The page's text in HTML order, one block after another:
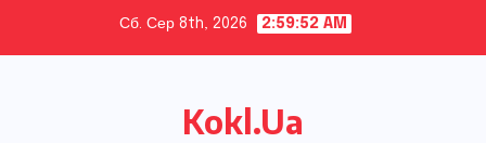
Сб. Сер 8th, 2026 2:59:54 AM
Kokl.Ua